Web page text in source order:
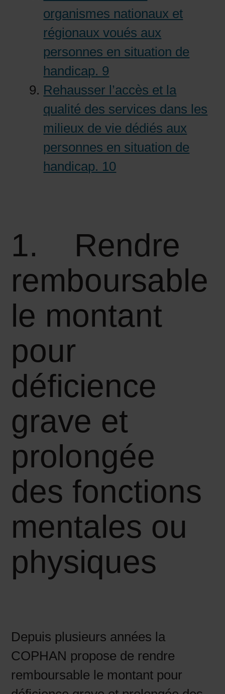
organismes nationaux et
régionaux voués aux
personnes en situation de
handicap. 9
Rehausser l’accès et la
qualité des services dans les
milieux de vie dédiés aux
personnes en situation de
handicap. 10
1. Rendre
remboursable
le montant
pour
déficience
grave et
prolongée
des fonctions
mentales ou
physiques
Depuis plusieurs années la
COPHAN propose de rendre
remboursable le montant pour